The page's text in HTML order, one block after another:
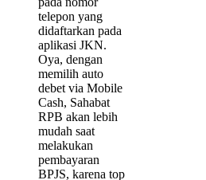
telepon yang
didaftarkan pada
aplikasi JKN.
Oya, dengan
memilih auto
debet via Mobile
Cash, Sahabat
RPB akan lebih
mudah saat
melakukan
pembayaran
BPJS, karena top